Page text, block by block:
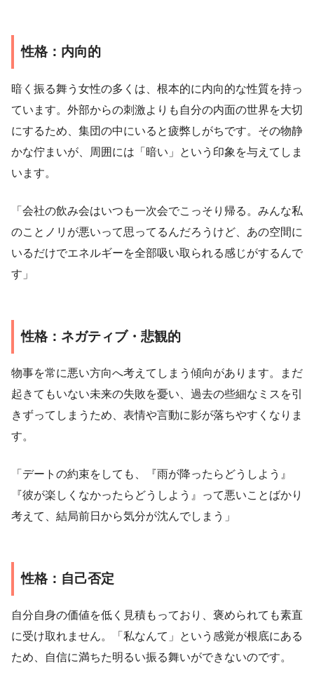
性格：内向的
暗く振る舞う女性の多くは、根本的に内向的な性質を持っ
ています。外部からの刺激よりも自分の内面の世界を大切
にするため、集団の中にいると疲弊しがちです。その物静
かな佇まいが、周囲には「暗い」という印象を与えてしま
います。
「会社の飲み会はいつも一次会でこっそり帰る。みんな私
のことノリが悪いって思ってるんだろうけど、あの空間に
いるだけでエネルギーを全部吸い取られる感じがするんで
す」
性格：ネガティブ・悲観的
物事を常に悪い方向へ考えてしまう傾向があります。まだ
起きてもいない未来の失敗を憂い、過去の些細なミスを引
きずってしまうため、表情や言動に影が落ちやすくなりま
す。
「デートの約束をしても、『雨が降ったらどうしよう』
『彼が楽しくなかったらどうしよう』って悪いことばかり
考えて、結局前日から気分が沈んでしまう」
性格：自己否定
自分自身の価値を低く見積もっており、褒められても素直
に受け取れません。「私なんて」という感覚が根底にある
ため、自信に満ちた明るい振る舞いができないのです。